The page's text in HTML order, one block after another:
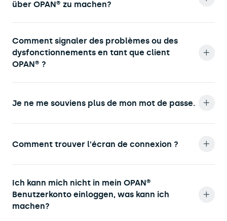
über OPAN® zu machen?
Comment signaler des problèmes ou des
dysfonctionnements en tant que client
OPAN® ?
Je ne me souviens plus de mon mot de passe.
Comment trouver l'écran de connexion ?
Ich kann mich nicht in mein OPAN®
Benutzerkonto einloggen, was kann ich
machen?